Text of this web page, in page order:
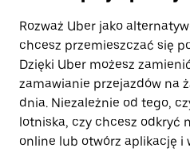
Rozważ Uber jako
chcesz przemieszczać się
Dzięki Uber możesz
zamawianie przejazdów na
dnia. Niezależnie od tego,
lotniska, czy chcesz odkryć
online lub otwórz aplikację i